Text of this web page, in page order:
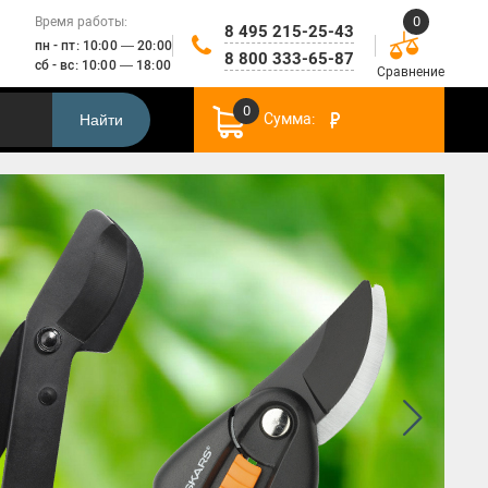
Время работы:
пн - пт: 10:00 — 20:00
сб - вс: 10:00 — 18:00
8 495 215-25-43
8 800 333-65-87
0
Сравнение
Строительные инструменты
Садовые лопаты
Секаторы
Инструменты по уходу за газоном
Найти
0 Сумма: